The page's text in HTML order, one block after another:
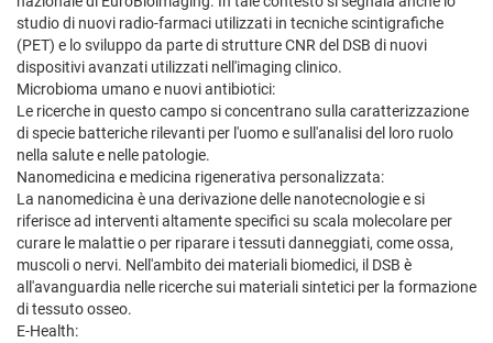
studio di nuovi radio-farmaci utilizzati in tecniche scintigrafiche
(PET) e lo sviluppo da parte di strutture CNR del DSB di nuovi
dispositivi avanzati utilizzati nell'imaging clinico.
Microbioma umano e nuovi antibiotici:
Le ricerche in questo campo si concentrano sulla caratterizzazione
di specie batteriche rilevanti per l'uomo e sull'analisi del loro ruolo
nella salute e nelle patologie.
Nanomedicina e medicina rigenerativa personalizzata:
La nanomedicina è una derivazione delle nanotecnologie e si
riferisce ad interventi altamente specifici su scala molecolare per
curare le malattie o per riparare i tessuti danneggiati, come ossa,
muscoli o nervi. Nell'ambito dei materiali biomedici, il DSB è
all'avanguardia nelle ricerche sui materiali sintetici per la formazione
di tessuto osseo.
E-Health: